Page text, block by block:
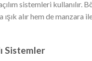
sistemleri kullanılır.
ışık alır hem de manzara
Sistemler